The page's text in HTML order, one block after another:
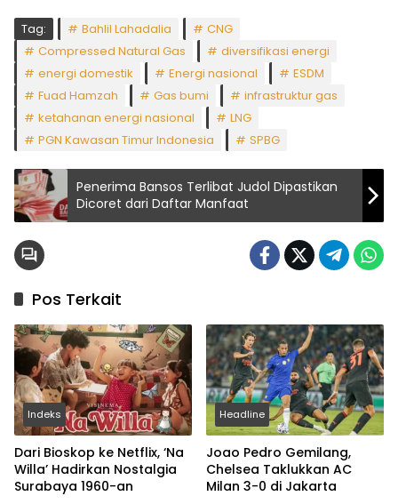
Tag: Bahlil Lahadalia
CNG
Compressed Natural Gas
diversifikasi energi
energi domestik
Energi nasional
ESDM
Fuad Hamzah
Gas bumi
infrastruktur gas
ketahanan energi nasional
LNG
PGN Kawasan Timur Indonesia
SPBG
Penerima Bansos Terlibat Judol Dipastikan
Dicoret dari Daftar Manfaat
Pos Terkait
Indeks
Dari Bioskop ke Netflix, ‘Na
Willa’ Hadirkan Nostalgia
Surabaya 1960-an
Headline
Joao Pedro Gemilang,
Chelsea Taklukkan AC
Milan 3-0 di Jakarta